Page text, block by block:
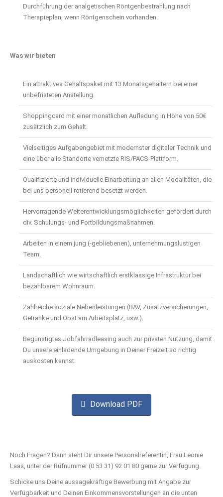
Durchführung der analgetischen Röntgenbestrahlung nach
Therapieplan, wenn Röntgenschein vorhanden.
Was wir bieten
Ein attraktives Gehaltspaket mit 13 Monatsgehältern bei einer
unbefristeten Anstellung.
Shoppingcard mit einer monatlichen Aufladung in Höhe von 50€
zusätzlich zum Gehalt.
Vielseitiges Aufgabengebiet mit modernster digitaler Technik und
eine über alle Standorte vernetzte RIS/PACS-Plattform.
Qualifizierte und individuelle Einarbeitung an allen Modalitäten, die
bei uns personell rotierend besetzt werden.
Hervorragende Weiterentwicklungsmöglichkeiten gefördert durch
div. Schulungs- und Fortbildungsmaßnahmen.
Arbeiten in einem jung (-gebliebenen), unternehmungslustigen
Team.
Landschaftlich wie wirtschaftlich erstklassige Infrastruktur bei
bezahlbarem Wohnraum.
Zahlreiche soziale Nebenleistungen (BAV, Zusatzversicherungen,
Getränke und Obst am Arbeitsplatz, usw.).
Begünstigtes Jobfahrradleasing auch zur privaten Nutzung, damit
Du unsere einladende Umgebung in Deiner Freizeit so richtig
auskosten kannst.
Download PDF
Noch Fragen? Dann steht Dir unsere Personalreferentin, Frau Leonie
Laas, unter der Rufnummer (0 53 31) 92 01 80 gerne zur Verfügung.
Schicke uns Deine aussagekräftige Bewerbung mit Angabe zur
Verfügbarkeit und Deinen Einkommensvorstellungen an die unten